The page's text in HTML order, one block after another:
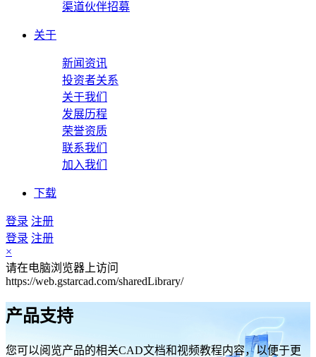
渠道伙伴招募
关于
新闻资讯
投资者关系
关于我们
发展历程
荣誉资质
联系我们
加入我们
下载
登录 注册
登录 注册
×
请在电脑浏览器上访问
https://web.gstarcad.com/sharedLibrary/
产品支持
您可以阅览产品的相关CAD文档和视频教程内容，以便于更